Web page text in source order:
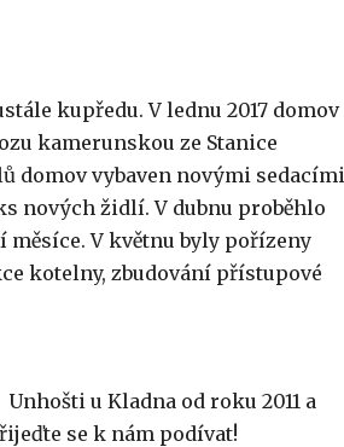
kupředu. V lednu 2017 domov
kamerunskou ze Stanice
domov vybaven novými sedacími
nových židlí. V dubnu proběhlo
V květnu byly pořízeny
kotelny, zbudování přístupové
u Kladna od roku 2011 a
se k nám podívat!